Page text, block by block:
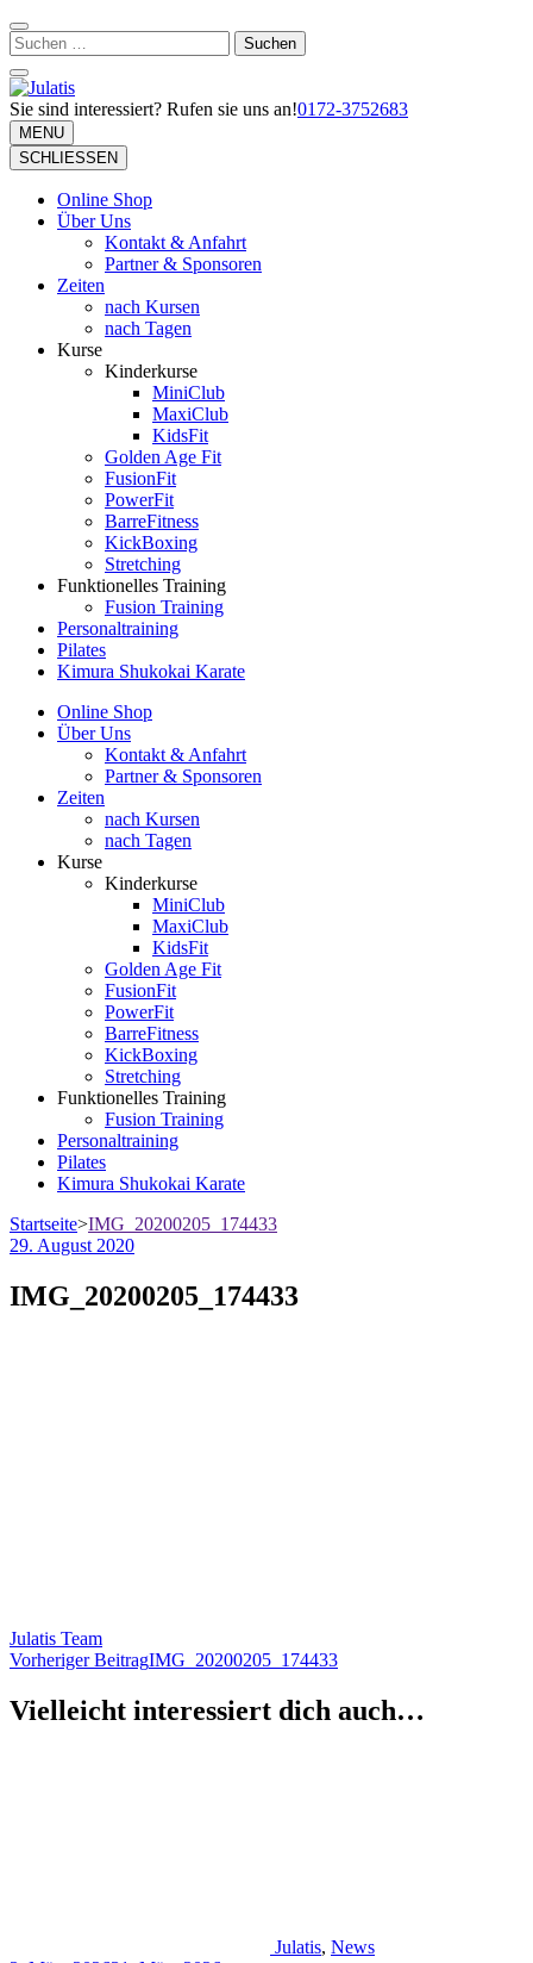
Zum
Inhalt
springen
(Eingabetaste
drücken)
Suchen
nach:
Julatis
Professionelles Training
Sie sind interessiert? Rufen sie uns an!0172-3752683
MENU
SCHLIESSEN
Online Shop
Über Uns
Kontakt & Anfahrt
Partner & Sponsoren
Zeiten
nach Kursen
nach Tagen
Kurse
Kinderkurse
MiniClub
MaxiClub
KidsFit
Golden Age Fit
FusionFit
PowerFit
BarreFitness
KickBoxing
Stretching
Funktionelles Training
Fusion Training
Personaltraining
Pilates
Kimura Shukokai Karate
Online Shop
Über Uns
Kontakt & Anfahrt
Partner & Sponsoren
Zeiten
nach Kursen
nach Tagen
Kurse
Kinderkurse
MiniClub
MaxiClub
KidsFit
Golden Age Fit
FusionFit
PowerFit
BarreFitness
KickBoxing
Stretching
Funktionelles Training
Fusion Training
Personaltraining
Pilates
Kimura Shukokai Karate
Startseite>IMG_20200205_174433
29. August 2020
IMG_20200205_174433
Julatis Team
Beitragsnavigation
Vorheriger BeitragIMG_20200205_174433
Vielleicht interessiert dich auch…
Julatis, News